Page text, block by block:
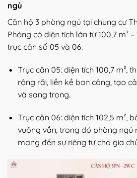
ngủ
Căn hộ 3 phòng ngủ tại chung cư
Phóng có diện tích lớn từ 100,7 m² –
trục căn số 05 và 06.
Trục căn 05: diện tích 100,7 m²,
rộng rãi, liền kề ban công, tạo
và sang trọng.
Trục căn 06: diện tích 102,5 m²,
vuông vắn, trong đó phòng ngủ
mang đến sự riêng tư cho gia